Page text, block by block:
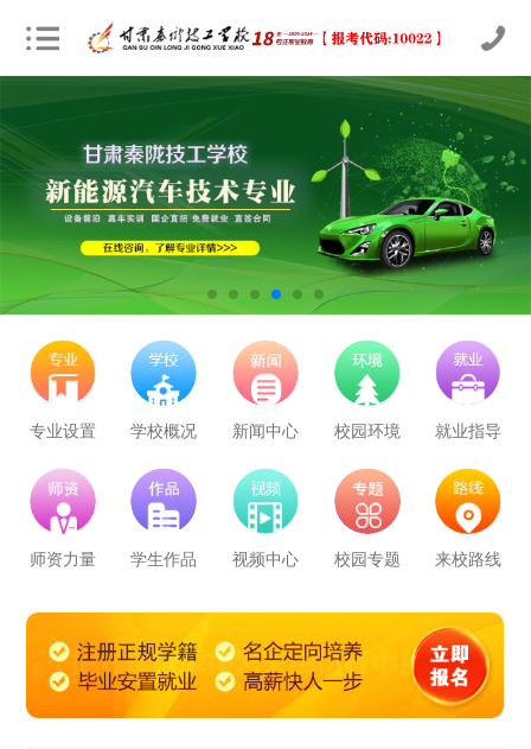
专业设置 学校概况 新闻中心 校园环境 就业指导
师资力量 学生作品 视频中心 校园专题 来校路线
学校里面的漂亮女孩子多不多呀
报名要带哪些东西
毕业以后的就业率怎么样呀
学校环境怎么样啊 视频上看上去还挺不 错的 有实地去看过的么
学校里面的漂亮女孩子多不多呀
农业机械运维 30 22 技能证书+学历证书 立即预约
技能证书+学历证书 立即预约
计算机应用与维修 36 技能证书+学历证书 立即预约
幼儿教育 150 108 技能证书+学历证书 立即预约
轨道交通车辆运检 50 36 技能证书+学历证书 立即预约
铁路客运服务 150 108 技能证书+学历证书 立即预约
新能源汽车技术 150 108 技能证书+学历证书 立即预约
公路施工与养护 30 22 技能证书+学历证书 立即预约
电子商务 30 22 技能证书+学历证书 立即预约
电梯工程技术 30 22 技能证书+学历证书 立即预约
立即预约
美容美发 50 36 技能证书+学历证书 立即预约
技能证书+学历证书 立即预约